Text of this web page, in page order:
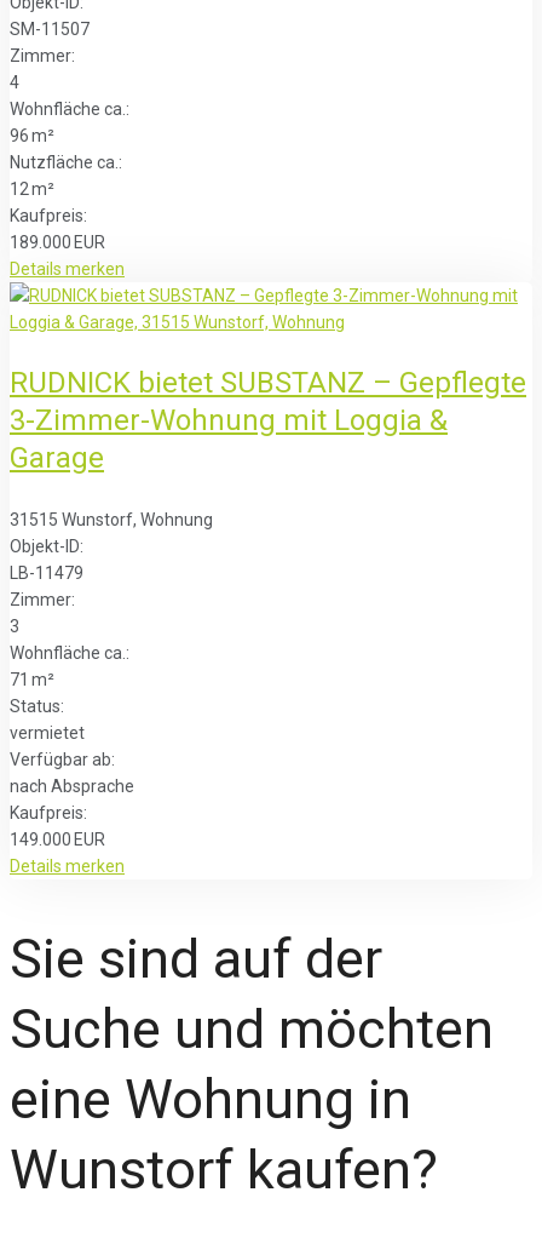
SM-11507
Zimmer:
4
Wohnfläche ca.:
96 m²
Nutzfläche ca.:
12 m²
Kaufpreis:
189.000 EUR
Details merken
RUDNICK bietet SUBSTANZ – Gepflegte
3-Zimmer-Wohnung mit Loggia &
Garage
31515 Wunstorf, Wohnung
Objekt-ID:
LB-11479
Zimmer:
3
Wohnfläche ca.:
71 m²
Status:
vermietet
Verfügbar ab:
nach Absprache
Kaufpreis:
149.000 EUR
Details merken
Sie sind auf der
Suche und möchten
eine Wohnung in
Wunstorf kaufen?